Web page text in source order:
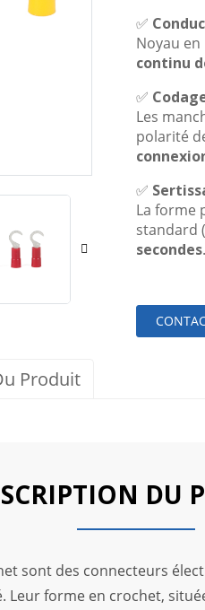
✅
Noyau
continu
✅
Les
polarité
✅
La forme
standard
secondes.
Produit
DU
sont des connecteurs
Leur forme en crochet,